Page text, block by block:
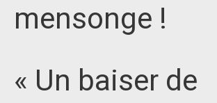
mensonge !
« Un baiser de